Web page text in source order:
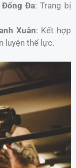
Đa: Trang bị
Xuân: Kết hợp
luyện thể lực.